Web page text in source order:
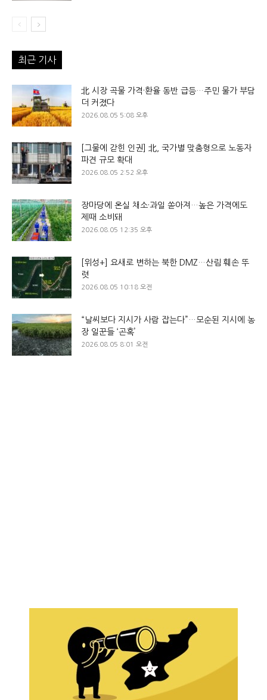
최근 기사
北 시장 곡물 가격·환율 동반 급등…주민 물가 부담
더 커졌다
2026.08.05 5:08 오후
[그물에 갇힌 인권] 北, 국가별 맞춤형으로 노동자
파견 규모 확대
2026.08.05 2:52 오후
장마당에 온실 채소·과일 쏟아져…높은 가격에도
제때 소비돼
2026.08.05 12:35 오후
[위성+] 요새로 변하는 북한 DMZ…산림 훼손 뚜
렷
2026.08.05 10:18 오전
“날씨보다 지시가 사람 잡는다”…모순된 지시에 농
장 일꾼들 ‘곤혹’
2026.08.05 8:01 오전